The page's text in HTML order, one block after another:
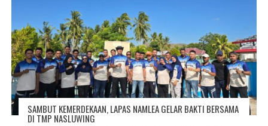
SAMBUT KEMERDEKAAN, LAPAS NAMLEA GELAR BAKTI BERSAMA
DI TMP NASLUWING